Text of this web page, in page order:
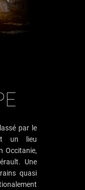
par le
un lieu
Occitanie,
Une
quasi